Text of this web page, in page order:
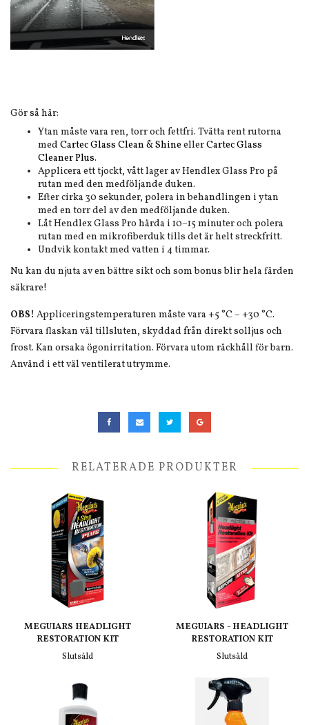
Gör så här:
Ytan måste vara ren, torr och fettfri. Tvätta rent rutorna
med Cartec Glass Clean & Shine ellerCartec Glass
Cleaner Plus.
Applicera ett tjockt, vått lager av Hendlex Glass Pro på
rutan med den medföljande duken.
Efter cirka 30 sekunder, polera in behandlingen i ytan
med en torr del av den medföljande duken.
Låt Hendlex Glass Pro härda i 10–15 minuter och polera
rutan med en mikrofiberduk tills det är helt streckfritt.
Undvik kontakt med vatten i 4 timmar.
Nu kan du njuta av en bättre sikt och som bonus blir hela färden
säkrare!
OBS! Appliceringstemperaturen måste vara +5 °C – +30 °C.
Förvara flaskan väl tillsluten, skyddad från direkt solljus och
frost. Kan orsaka ögonirritation. Förvara utom räckhåll för barn.
Använd i ett väl ventilerat utrymme.
RELATERADE PRODUKTER
MEGUIARS HEADLIGHT
RESTORATION KIT
Slutsåld
MEGUIARS - HEADLIGHT
RESTORATION KIT
Slutsåld